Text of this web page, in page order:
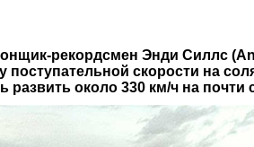
рекордсмен Энди Силлс
поступательной скорости на
развить около 330 км/ч на почти